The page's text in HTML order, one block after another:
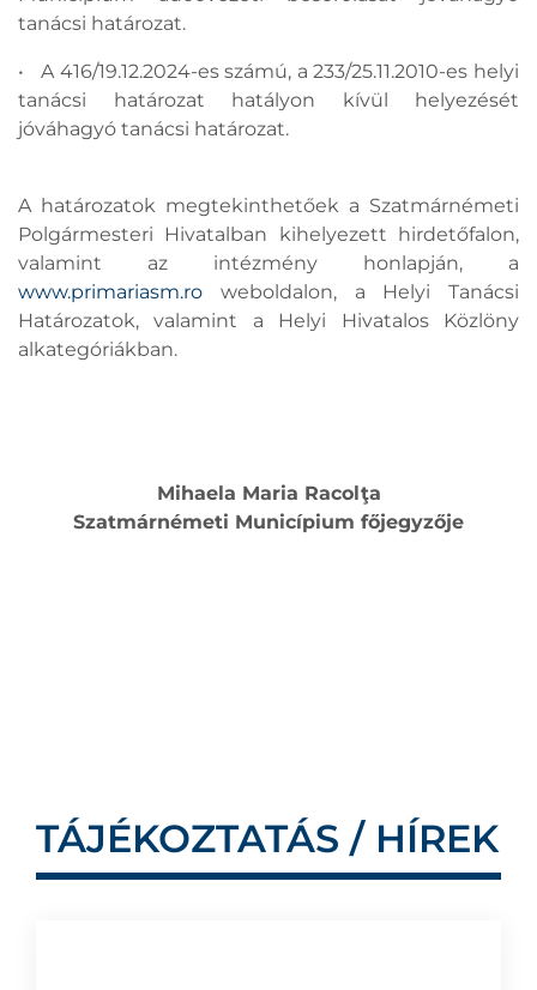
tanácsi határozat.
• A 416/19.12.2024-es számú, a 233/25.11.2010-es helyi
tanácsi határozat hatályon kívül helyezését
jóváhagyó tanácsi határozat.
A határozatok megtekinthetőek a Szatmárnémeti
Polgármesteri Hivatalban kihelyezett hirdetőfalon,
valamint az intézmény honlapján, a
www.primariasm.ro weboldalon, a Helyi Tanácsi
Határozatok, valamint a Helyi Hivatalos Közlöny
alkategóriákban.
Mihaela Maria Racolţa
Szatmárnémeti Municípium főjegyzője
TÁJÉKOZTATÁS / HÍREK